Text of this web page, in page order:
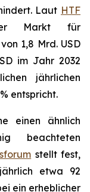
Laut HTF
Markt für
1,8 Mrd. USD
im Jahr 2032
jährlichen
entspricht.
einen ähnlich
beachteten
stellt fest,
etwa 92
ein erheblicher